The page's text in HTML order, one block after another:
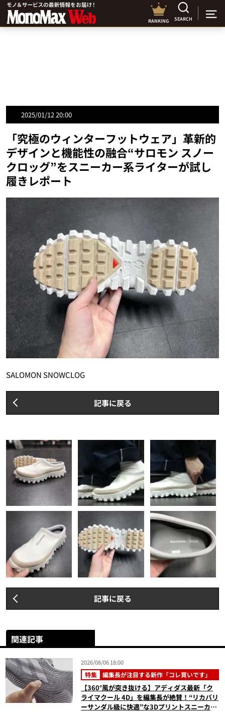
RANKING SEARCH
2025/01/12 20:00
「究極のウィンターフットウェア」革新的
デザインと機能性の融合“サロモン スノー
クロッグ”をスニーカー系ライターが試し
履きレポート
SALOMON SNOWCLOG
記事に戻る
記事に戻る
関連記事
2026/08/06 18:00
特集 編集長が注目する新作「コレ買いです」
【360°風が突き抜ける】アディダス最新「ク
ライマクール 4D」を編集長が絶賛！“リカバリ
ーサンダル級に快適”な3Dプリントスニーカー